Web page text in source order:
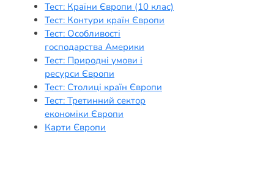
Тест: Країни Європи (10 клас)
Тест: Контури країн Європи
Тест: Особливості
господарства Америки
Тест: Природні умови і
ресурси Європи
Тест: Столиці країн Європи
Тест: Третинний сектор
економіки Європи
Карти Європи